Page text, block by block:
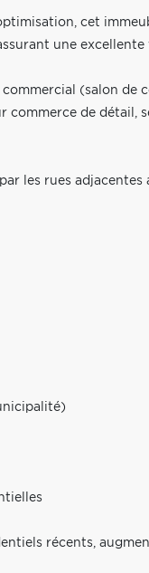
cet
une
(salon de
de détail,
les rues
récents,